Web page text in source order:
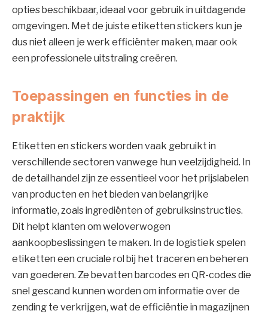
opties beschikbaar, ideaal voor gebruik in uitdagende
omgevingen. Met de juiste etiketten stickers kun je
dus niet alleen je werk efficiënter maken, maar ook
een professionele uitstraling creëren.
Toepassingen en functies in de
praktijk
Etiketten en stickers worden vaak gebruikt in
verschillende sectoren vanwege hun veelzijdigheid. In
de detailhandel zijn ze essentieel voor het prijslabelen
van producten en het bieden van belangrijke
informatie, zoals ingrediënten of gebruiksinstructies.
Dit helpt klanten om weloverwogen
aankoopbeslissingen te maken. In de logistiek spelen
etiketten een cruciale rol bij het traceren en beheren
van goederen. Ze bevatten barcodes en QR-codes die
snel gescand kunnen worden om informatie over de
zending te verkrijgen, wat de efficiëntie in magazijnen